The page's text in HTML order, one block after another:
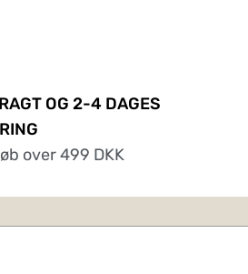
OG 2-4 DAGES
over 499 DKK